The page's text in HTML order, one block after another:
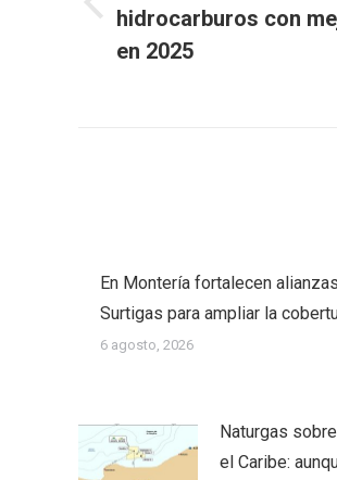
Publicación
anterior:
hidrocarburos con
en 2025
En Montería fortalecen
Surtigas para ampliar la
6 agosto, 2026
Naturgas
el Caribe: